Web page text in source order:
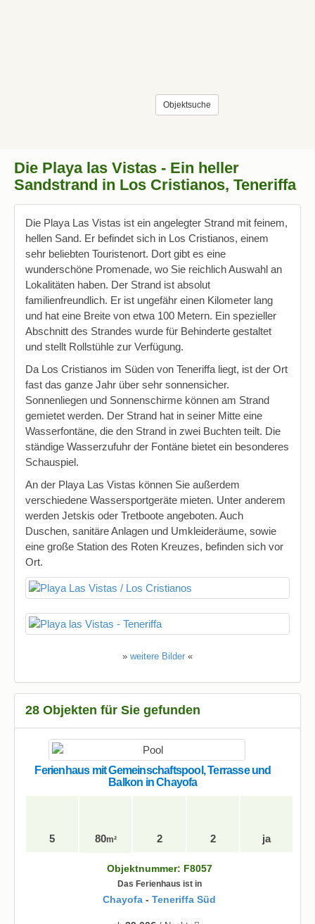
Objektsuche
Die Playa las Vistas - Ein heller
Sandstrand in Los Cristianos, Teneriffa
Die Playa Las Vistas ist ein angelegter Strand mit feinem,
hellen Sand. Er befindet sich in Los Cristianos, einem
sehr beliebten Touristenort. Dort gibt es eine
wunderschöne Promenade, wo Sie reichlich Auswahl an
Lokalitäten haben. Der Strand ist absolut
familienfreundlich. Er ist ungefähr einen Kilometer lang
und hat eine Breite von etwa 100 Metern. Ein spezieller
Abschnitt des Strandes wurde für Behinderte gestaltet
und stellt Rollstühle zur Verfügung.
Da Los Cristianos im Süden von Teneriffa liegt, ist der Ort
fast das ganze Jahr über sehr sonnensicher.
Sonnenliegen und Sonnenschirme können am Strand
gemietet werden. Der Strand hat in seiner Mitte eine
Wasserfontäne, die den Strand in zwei Buchten teilt. Die
ständige Wasserzufuhr der Fontäne bietet ein besonderes
Schauspiel.
An der Playa Las Vistas können Sie außerdem
verschiedene Wassersportgeräte mieten. Unter anderem
werden Jetskis oder Tretboote angeboten. Auch
Duschen, sanitäre Anlagen und Umkleideräume, sowie
eine große Station des Roten Kreuzes, befinden sich vor
Ort.
» weitere Bilder «
28 Objekten für Sie gefunden
Ferienhaus mit Gemeinschaftspool, Terrasse und
Balkon in Chayofa
5 80m² 2 2 ja
Objektnummer: F8057
Das Ferienhaus ist in
Chayofa - Teneriffa Süd